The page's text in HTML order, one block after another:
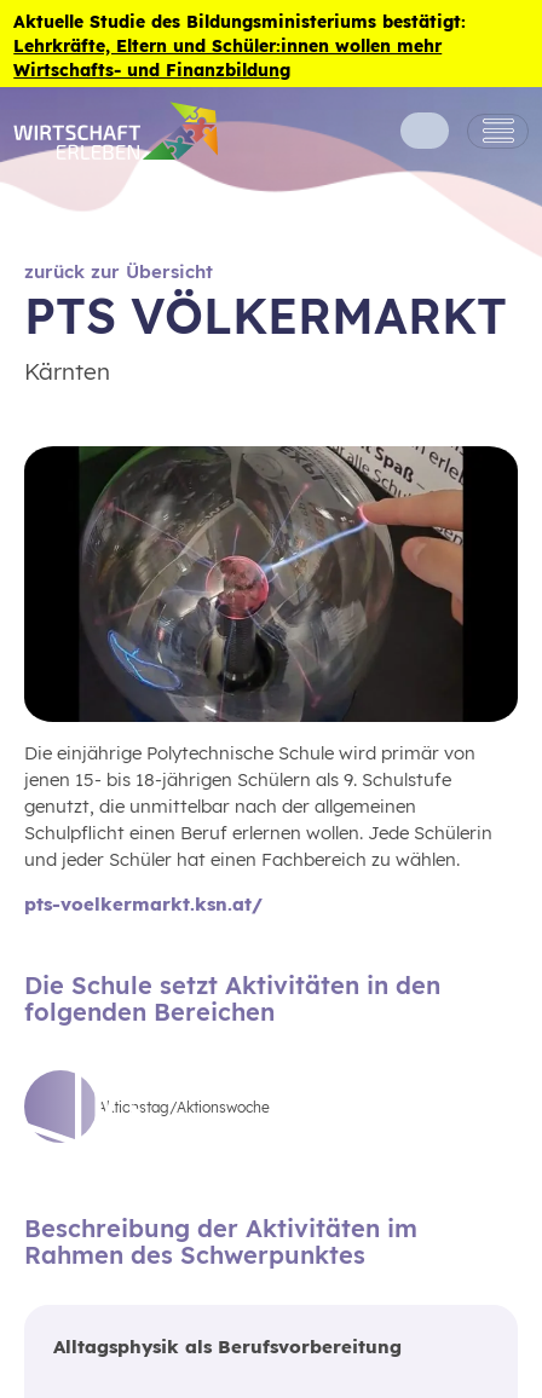
Zum Inhalt der Seite springen
Aktuelle Studie des Bildungsministeriums bestätigt:
Lehrkräfte, Eltern und Schüler:innen wollen mehr
Wirtschafts- und Finanzbildung
zurück zur Übersicht
PTS VÖLKERMARKT
Kärnten
Die einjährige Polytechnische Schule wird primär von
jenen 15- bis 18-jährigen Schülern als 9. Schulstufe
genutzt, die unmittelbar nach der allgemeinen
Schulpflicht einen Beruf erlernen wollen. Jede Schülerin
und jeder Schüler hat einen Fachbereich zu wählen.
pts-voelkermarkt.ksn.at/
Die Schule setzt Aktivitäten in den
folgenden Bereichen
Aktionstag/Aktionswoche
Beschreibung der Aktivitäten im
Rahmen des Schwerpunktes
Alltagsphysik als Berufsvorbereitung